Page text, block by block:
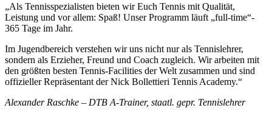
„Als Tennisspezialisten bieten wir Euch Tennis mit Qualität,
Leistung und vor allem: Spaß! Unser Programm läuft „full-time“-
365 Tage im Jahr.
Im Jugendbereich verstehen wir uns nicht nur als Tennislehrer,
sondern als Erzieher, Freund und Coach zugleich. Wir arbeiten mit
den größten besten Tennis-Facilities der Welt zusammen und sind
offizieller Repräsentant der Nick Bollettieri Tennis Academy.“
Alexander Raschke – DTB A-Trainer, staatl. gepr. Tennislehrer